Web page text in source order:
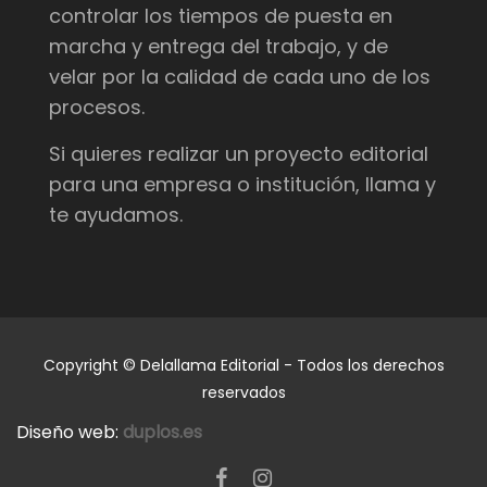
controlar los tiempos de puesta en
marcha y entrega del trabajo, y de
velar por la calidad de cada uno de los
procesos.
Si quieres realizar un proyecto editorial
para una empresa o institución, llama y
te ayudamos.
Copyright © Delallama Editorial - Todos los derechos
reservados
Diseño web: duplos.es